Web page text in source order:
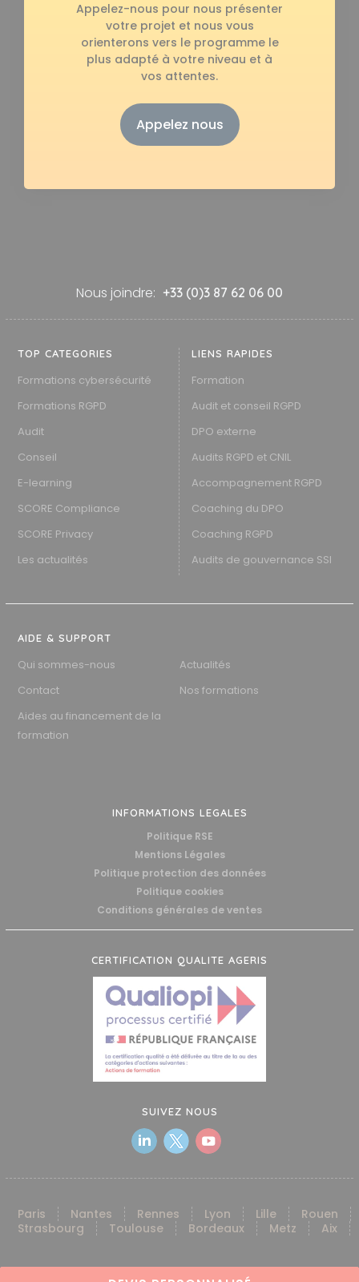
Appelez-nous pour nous présenter
votre projet et nous vous
orienterons vers le programme le
plus adapté à votre niveau et à
vos attentes.
Appelez nous
Nous joindre: +33 (0)3 87 62 06 00
TOP CATEGORIES
Formations cybersécurité
Formations RGPD
Audit
Conseil
E-learning
SCORE Compliance
SCORE Privacy
Les actualités
LIENS RAPIDES
Formation
Audit et conseil RGPD
DPO externe
Audits RGPD et CNIL
Accompagnement RGPD
Coaching du DPO
Coaching RGPD
Audits de gouvernance SSI
AIDE & SUPPORT
Qui sommes-nous
Actualités
Contact
Nos formations
Aides au financement de la
formation
INFORMATIONS LEGALES
Politique RSE
Mentions Légales
Politique protection des données
Politique cookies
Conditions générales de ventes
CERTIFICATION QUALITE AGERIS
SUIVEZ NOUS
Paris Nantes Rennes Lyon Lille
Rouen
Strasbourg
Toulouse Bordeaux Metz Aix